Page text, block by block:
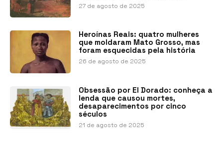
27 de agosto de 2025
Heroínas Reais: quatro mulheres
que moldaram Mato Grosso, mas
foram esquecidas pela história
26 de agosto de 2025
Obsessão por El Dorado: conheça a
lenda que causou mortes,
desaparecimentos por cinco
séculos
21 de agosto de 2025